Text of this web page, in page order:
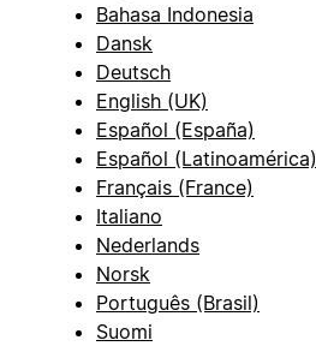
Bahasa Indonesia
Dansk
Deutsch
English (UK)
Español (España)
Español (Latinoamérica)
Français (France)
Italiano
Nederlands
Norsk
Português (Brasil)
Suomi